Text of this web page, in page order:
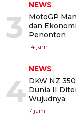
3
NEWS
MotoGP
dan
Penonton
14 jam
4
NEWS
DKW NZ
Dunia II
Wujudnya
7 jam